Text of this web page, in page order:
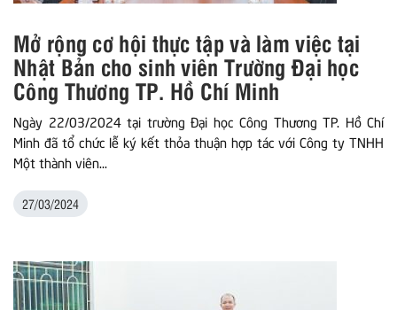
Mở rộng cơ hội thực tập và làm việc tại
Nhật Bản cho sinh viên Trường Đại học
Công Thương TP. Hồ Chí Minh
Ngày 22/03/2024 tại trường Đại học Công Thương TP. Hồ Chí
Minh đã tổ chức lễ ký kết thỏa thuận hợp tác với Công ty TNHH
Một thành viên...
27/03/2024